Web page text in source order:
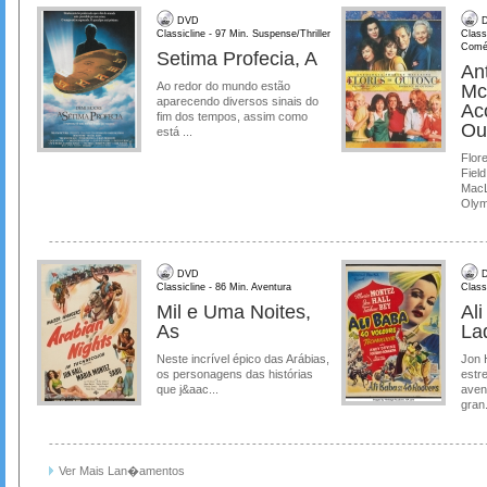
DVD
Classicline - 97 Min. Suspense/Thriller
Setima Profecia, A
Ao redor do mundo estão
aparecendo diversos sinais do
fim dos tempos, assim como
está ...
DVD
Classicline - 86 Min. Aventura
Mil e Uma Noites,
As
Neste incrível épico das Arábias,
os personagens das histórias
que j&aac...
Ali
Jon
Ver Mais Lan�amentos